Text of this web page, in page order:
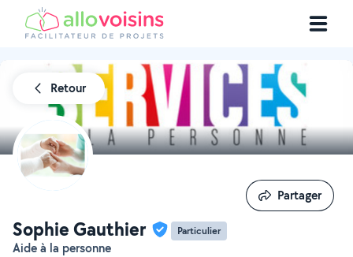
Retour
Sophie Gauthier Particulier
Aide à la personne
Partager
Partager